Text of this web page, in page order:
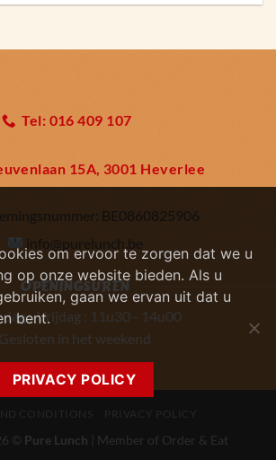
Tel: 016 409 107
15A, 3001 Heverlee
BE0860825906
info@purelunch.be
OPENINGSUREN
- Vrijdag : 11u30 - 14u00
Gesloten in het weekend
© Pure Lunch | Member of Order & Eat
om ervoor te zorgen dat we u
op onze website bieden. Als u
gaan we ervan uit dat u
bent.
PRIVACY POLICY